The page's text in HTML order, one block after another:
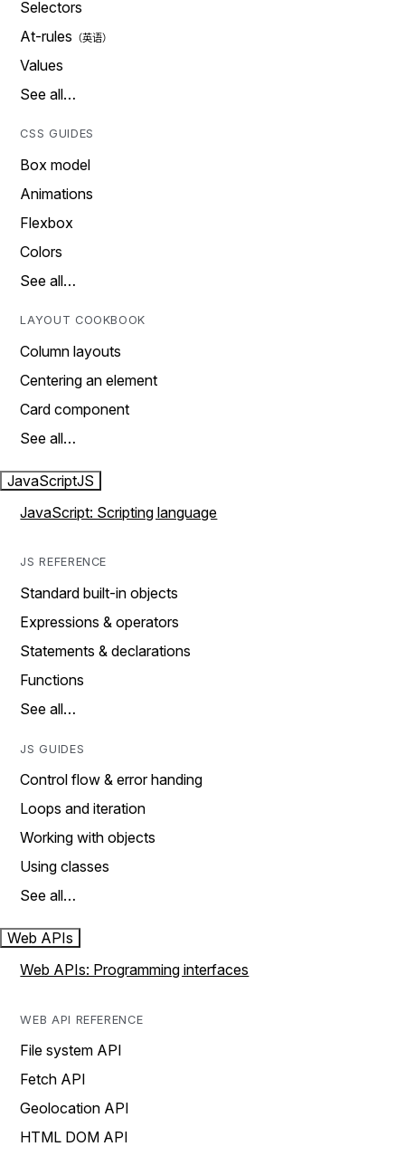
Selectors
At-rules
Values
See all…
CSS GUIDES
Box model
Animations
Flexbox
Colors
See all…
LAYOUT COOKBOOK
Column layouts
Centering an element
Card component
See all…
JavaScriptJS
JavaScript: Scripting language
JS REFERENCE
Standard built-in objects
Expressions & operators
Statements & declarations
Functions
See all…
JS GUIDES
Control flow & error handing
Loops and iteration
Working with objects
Using classes
See all…
Web APIs
Web APIs: Programming interfaces
WEB API REFERENCE
File system API
Fetch API
Geolocation API
HTML DOM API